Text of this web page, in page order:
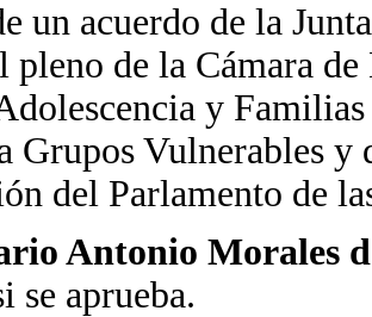
un acuerdo de la
pleno de la Cámara
y
Grupos Vulnerables y
del Parlamento de
Antonio Morales
se aprueba.